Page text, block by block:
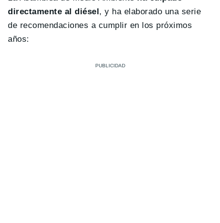
directamente al diésel, y ha elaborado una serie
de recomendaciones a cumplir en los próximos
años: